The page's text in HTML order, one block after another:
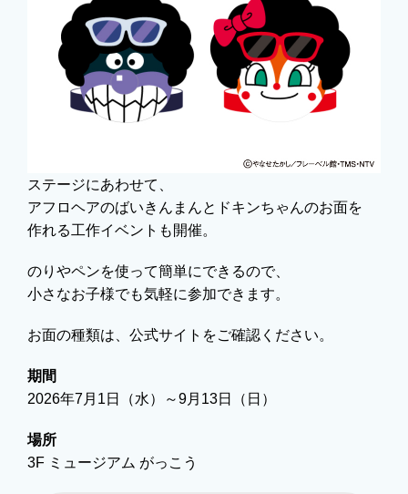
ステージにあわせて、
アフロヘアのばいきんまんとドキンちゃんのお面を
作れる工作イベントも開催。
のりやペンを使って簡単にできるので、
小さなお子様でも気軽に参加できます。
お面の種類は、公式サイトをご確認ください。
期間
2026年7月1日（水）～9月13日（日）
場所
3F ミュージアム がっこう